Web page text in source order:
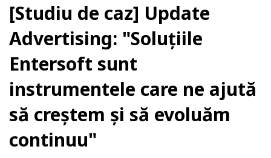
[Studiu de caz] Update
Advertising: "Soluțiile
Entersoft sunt
instrumentele care ne ajută
să creștem și să evoluăm
continuu"